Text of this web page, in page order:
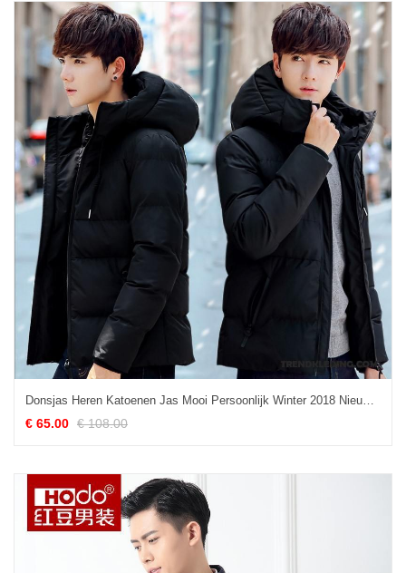
Donsjas Heren Katoenen Jas Mooi Persoonlijk Winter 2018 Nieuw Zwart
€ 65.00 € 108.00